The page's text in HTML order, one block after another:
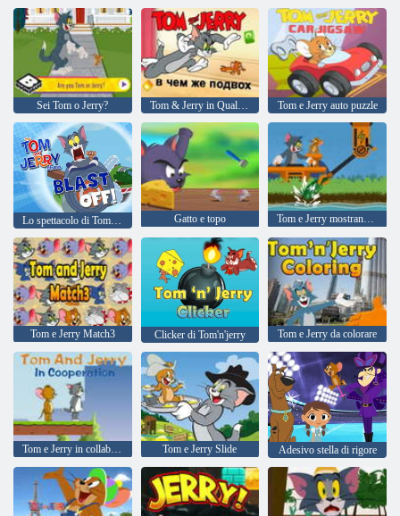
Sei Tom o Jerry? Tom & Jerry in Qual è il trucco? Tom e Jerry auto puzzle
Gatto e topo Tom e Jerry mostrano River Recycle
Tom e Jerry Match3 Clicker di Tom'n'jerry Tom e Jerry da colorare
Tom e Jerry in collaborazione Tom e Jerry Slide Adesivo stella di rigore